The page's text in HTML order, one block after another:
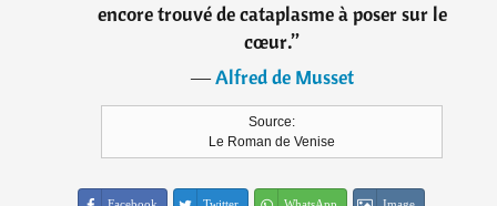
encore trouvé de cataplasme à poser sur le
cœur.”
―Alfred de Musset
Source:
Le Roman de Venise